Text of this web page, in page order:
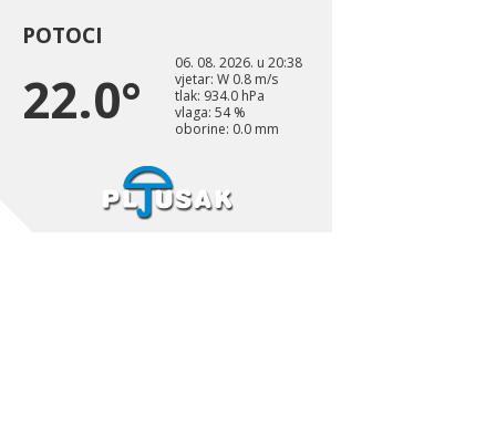
POTOCI
22.0°
06. 08. 2026. u 20:38
vjetar: W 0.8 m/s
tlak: 934.0 hPa
vlaga: 54 %
oborine: 0.0 mm